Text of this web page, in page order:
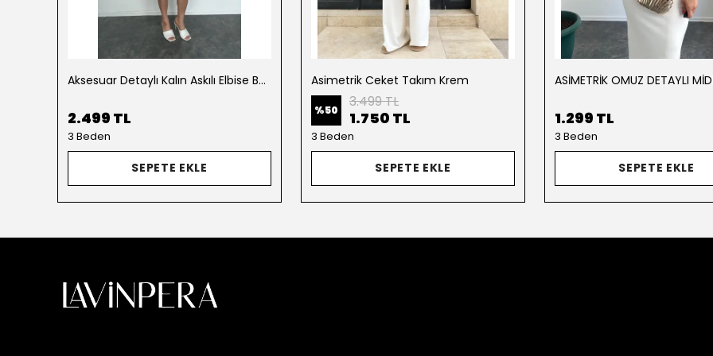
Aksesuar Detaylı Kalın Askılı Elbise Beyaz
2.499 TL
3 Beden
SEPETE EKLE
Asimetrik Ceket Takım Krem
%50 3.499 TL
1.750 TL
3 Beden
SEPETE EKLE
1.299 TL
3 Beden
SEPETE EKLE